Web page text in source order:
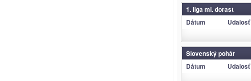
1. liga ml. dorast
Dátum
Udalosť
Slovenský pohár
Dátum
Udalosť